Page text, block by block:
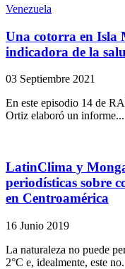
Venezuela
Una cotorra en Isla
indicadora de la
03 Septiembre 2021
En este episodio 14 de
Ortiz elaboró un informe...
LatinClima y
periodísticas sobre
en Centroamérica
16 Junio 2019
La naturaleza no puede
2°C e, idealmente, este